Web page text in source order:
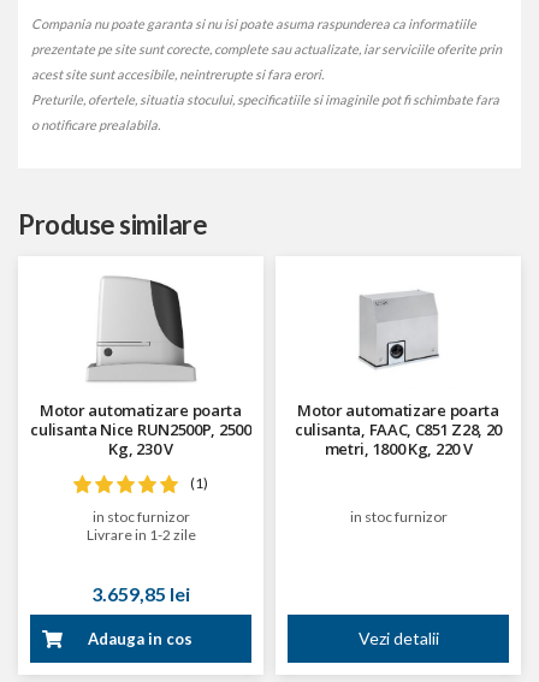
Compania nu poate garanta si nu isi poate asuma raspunderea ca informatiile
prezentate pe site sunt corecte, complete sau actualizate, iar serviciile oferite prin
acest site sunt accesibile, neintrerupte si fara erori.
Preturile, ofertele, situatia stocului, specificatiile si imaginile pot fi schimbate fara
o notificare prealabila.
Produse similare
Motor automatizare poarta
culisanta Nice RUN2500P, 2500
Kg, 230 V
(1)
in stoc furnizor
Livrare in 1-2 zile
3.659,85 lei
Adauga in cos
Motor automatizare poarta
culisanta, FAAC, C851 Z28, 20
metri, 1800 Kg, 220 V
in stoc furnizor
Vezi detalii